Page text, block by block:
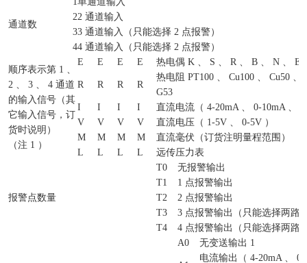
通道数
22 通道输入
33 通道输入（只能选择 2 点报警）
44 通道输入（只能选择 2 点报警）
顺序表示第 1 、
2 、 3 、 4 通道
的输入信号（其
它输入信号，订
货时说明）
（注 1 ）
E E E E 热电偶 K 、 S 、 R 、 B 、 N 、 E
R R R R
热电阻 PT100 、 Cu100 、 Cu50
G53
I
I I I
直流电流（ 4-20mA 、 0-10mA 、
V
V V V
直流电压（ 1-5V 、 0-5V ）
M
M M M
直流毫伏（订货注明量程范围）
L
L L L 远传压力表
报警点数量
T0
无报警输出
T1
1 点报警输出
T2
2 点报警输出
T3
3 点报警输出（只能选择两路
T4
4 点报警输出（只能选择两路
A0
无变送输出 1
电流输出（ 4-20mA 、